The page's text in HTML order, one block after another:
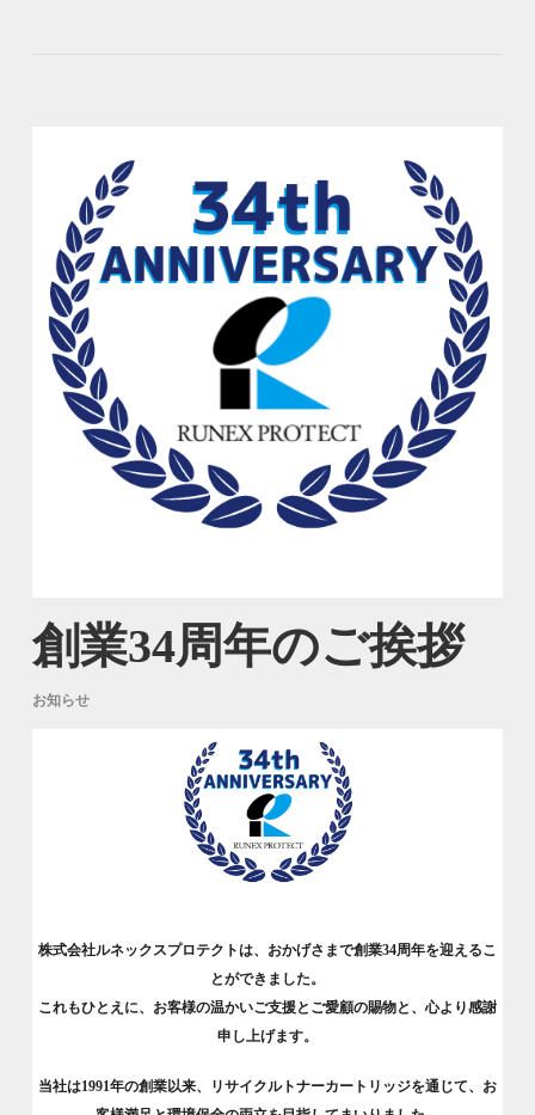
創業34周年のご挨拶
お知らせ
株式会社ルネックスプロテクトは、おかげさまで創業34周年を迎えるこ
とができました。
これもひとえに、お客様の温かいご支援とご愛顧の賜物と、心より感謝
申し上げます。
当社は1991年の創業以来、リサイクルトナーカートリッジを通じて、お